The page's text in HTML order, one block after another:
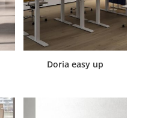
Doria easy up